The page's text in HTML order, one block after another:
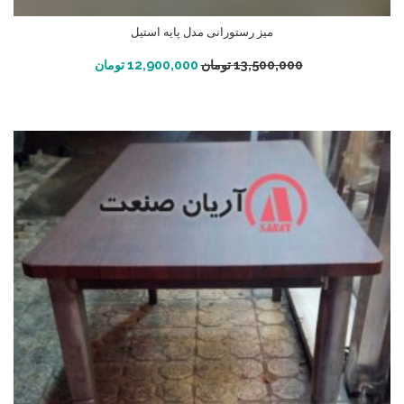
میز رستورانی مدل پایه استیل
13,500,000تومان 12,900,000 تومان افزودن به سبد خرید